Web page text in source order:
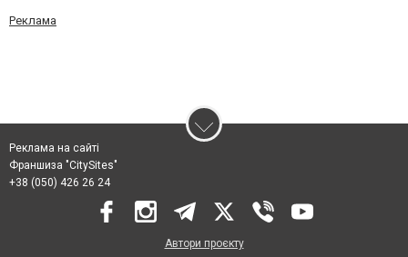
Реклама
Реклама на сайті
Франшиза "CitySites"
+38 (050) 426 26 24
Автори проєкту